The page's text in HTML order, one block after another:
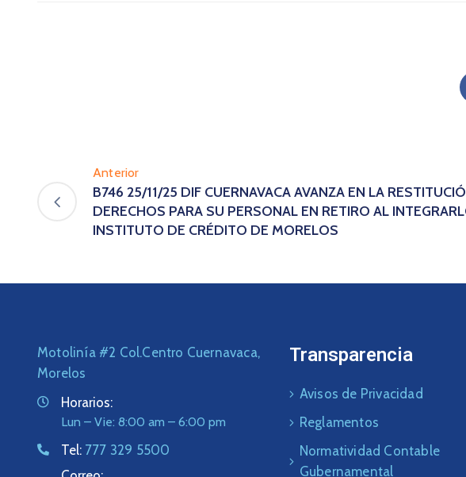
Anterior
B746 25/11/25 DIF CUERNAVACA AVANZA EN LA
DERECHOS PARA SU PERSONAL EN RETIRO AL
INSTITUTO DE CRÉDITO DE MORELOS
Motolinía #2 Col.Centro Cuernavaca,
Morelos
Horarios:
Lun – Vie: 8:00 am – 6:00 pm
Tel: 777 329 5500
Transparencia
Avisos de Privacidad
Reglamentos
Normatividad Contable
Gubernamental